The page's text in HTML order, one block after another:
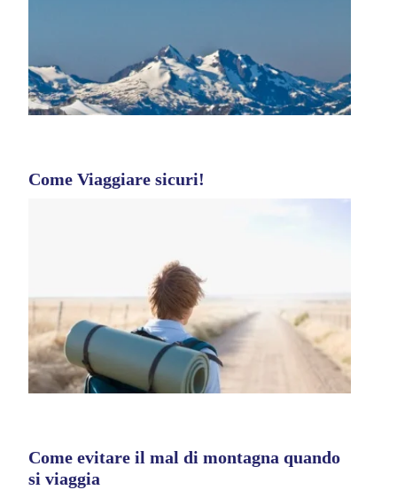
Come Viaggiare sicuri!
Come evitare il mal di montagna quando
si viaggia